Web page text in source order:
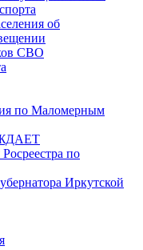
об
СВО
по Маломерным
по
Иркутской